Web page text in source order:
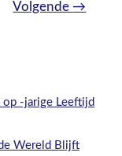
Volgende →
op -jarige Leeftijd
Wereld Blijft